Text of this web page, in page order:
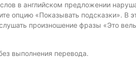
в английском предложении
опцию «Показывать подсказки». В
произношение фразы «Это
выполнения перевода.